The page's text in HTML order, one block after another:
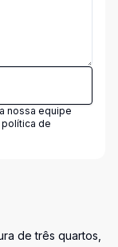
nossa equipe
política de
de três quartos,